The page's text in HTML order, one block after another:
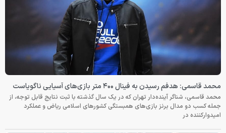
محمد قاسمی: هدفم رسیدن به فینال ۴۰۰ متر بازی‌های آسیایی ناگویاست
محمد قاسمی، شناگر آینده‌دار تهران که در یک سال گذشته با ثبت نتایج قابل توجه، از
جمله کسب دو مدال برنز بازی‌های همبستگی کشورهای اسلامی ریاض و عملکرد
امیدوارکننده در